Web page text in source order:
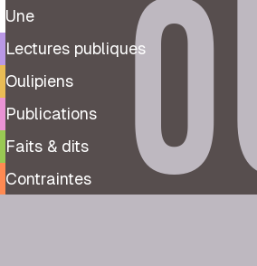
Une
Lectures publiques
Oulipiens
Publications
Faits & dits
Contraintes